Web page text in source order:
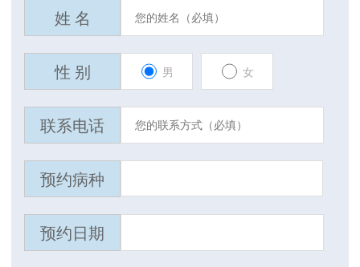
姓 名
性 别 男 女
联系电话
预约病种
预约日期